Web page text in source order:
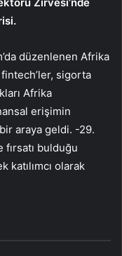
düzenlenen Afrika
sigorta
Afrika
erişimin
araya geldi. -29.
bulduğu
katılımcı olarak